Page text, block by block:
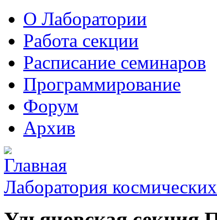
О Лаборатории
Работа секции
Расписание семинаров
Программирование
Форум
Архив
Лаборатория